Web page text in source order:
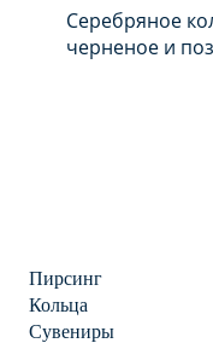
Серебряное
черненое и
Пирсинг
Кольца
Сувениры